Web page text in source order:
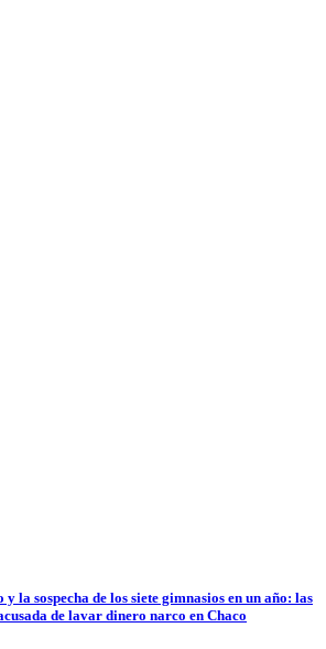
la sospecha de los siete gimnasios en un año: las
de lavar dinero narco en Chaco